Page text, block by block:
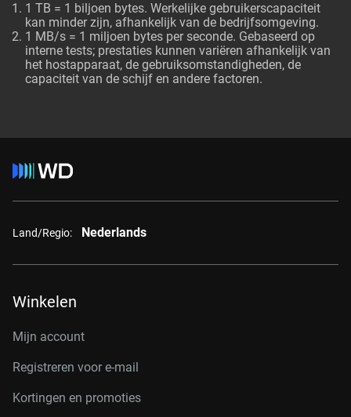
1 TB = 1 biljoen bytes. Werkelijke gebruikerscapaciteit
kan minder zijn, afhankelijk van de bedrijfsomgeving.
1 MB/s = 1 miljoen bytes per seconde. Gebaseerd op
interne tests; prestaties kunnen variëren afhankelijk van
het hostapparaat, de gebruiksomstandigheden, de
capaciteit van de schijf en andere factoren.
Land/Regio: Nederlands
Winkelen
Mijn account
Registreren voor e-mail
Kortingen en promoties